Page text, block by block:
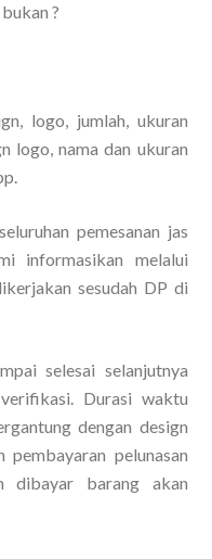
?
logo, jumlah, ukuran
logo, nama dan ukuran
pemesanan jas
informasikan melalui
sesudah DP di
selesai selanjutnya
Durasi waktu
dengan design
pembayaran pelunasan
dibayar barang akan